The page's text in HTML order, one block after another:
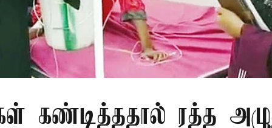
கண்டித்ததால் ரத்த